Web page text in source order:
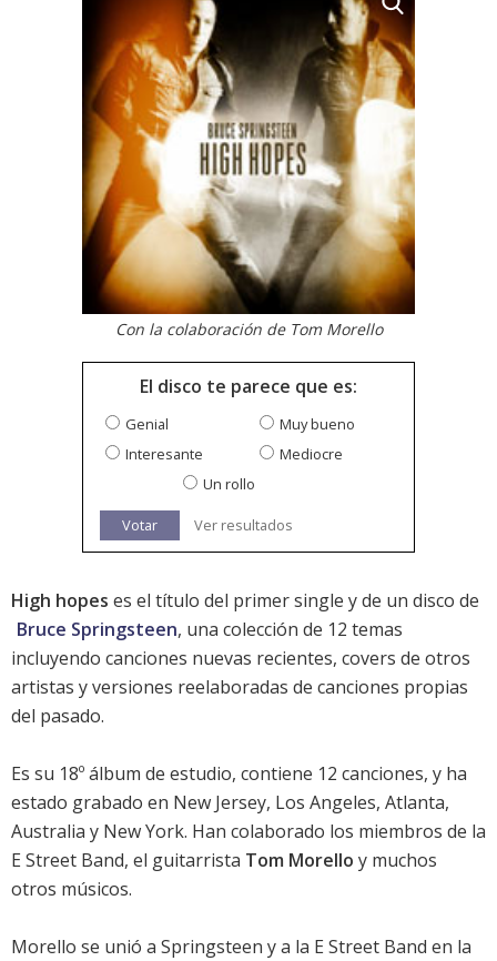
Con la colaboración de Tom Morello
El disco te parece que es:
Genial
Muy bueno
Interesante
Mediocre
Un rollo
Votar Ver resultados
High hopes es el título del primer single y de un disco de
Bruce Springsteen, una colección de 12 temas
incluyendo canciones nuevas recientes, covers de otros
artistas y versiones reelaboradas de canciones propias
del pasado.
Es su 18º álbum de estudio, contiene 12 canciones, y ha
estado grabado en New Jersey, Los Angeles, Atlanta,
Australia y New York. Han colaborado los miembros de la
E Street Band, el guitarrista Tom Morello y muchos
otros músicos.
Morello se unió a Springsteen y a la E Street Band en la